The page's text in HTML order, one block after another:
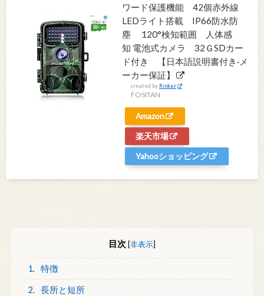
ワード保護機能 42個赤外線
LEDライト搭載 IP66防水防
塵 120°検知範囲 人体感
知 電池式カメラ 32ＧSDカー
ド付き 【日本語説明書付き·メ
ーカー保証】
created by Rinker
FOSITAN
Amazon
楽天市場
Yahooショッピング
目次 [非表示]
1. 特徴
2. 長所と短所